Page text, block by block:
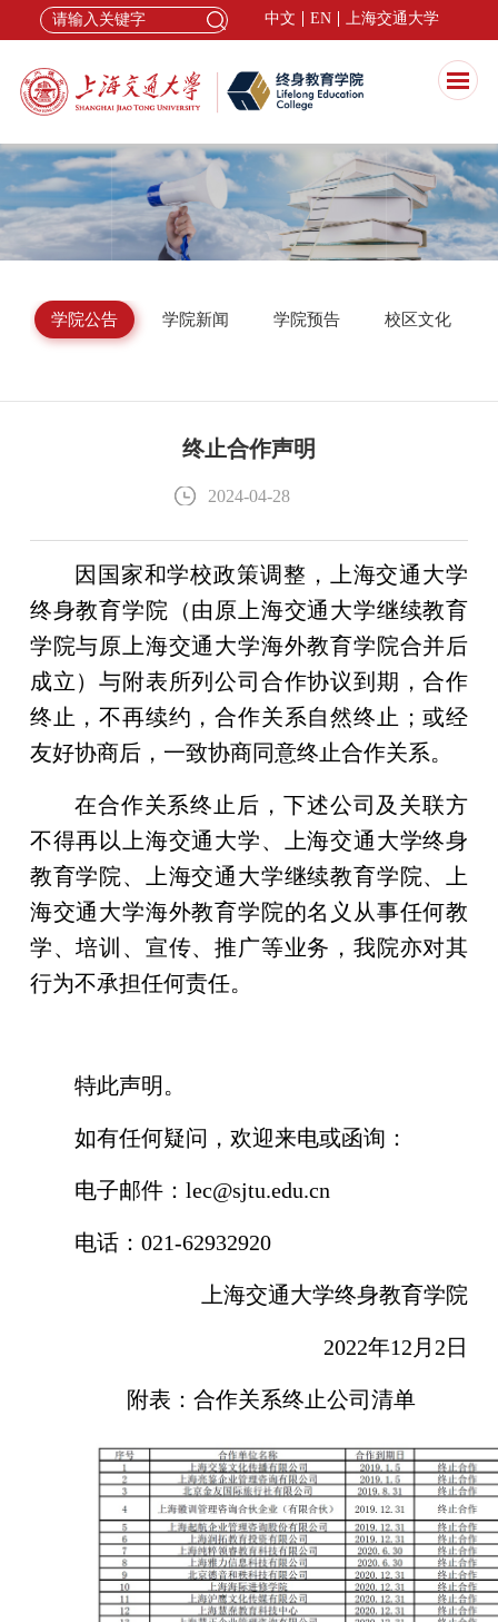
中文 EN 上海交通大学
学院公告 学院新闻 学院预告 校区文化
终止合作声明
2024-04-28
因国家和学校政策调整，上海交通大学
终身教育学院（由原上海交通大学继续教育
学院与原上海交通大学海外教育学院合并后
成立）与附表所列公司合作协议到期，合作
终止，不再续约，合作关系自然终止；或经
友好协商后，一致协商同意终止合作关系。
在合作关系终止后，下述公司及关联方
不得再以上海交通大学、上海交通大学终身
教育学院、上海交通大学继续教育学院、上
海交通大学海外教育学院的名义从事任何教
学、培训、宣传、推广等业务，我院亦对其
行为不承担任何责任。
特此声明。
如有任何疑问，欢迎来电或函询：
电子邮件： lec@sjtu.edu.cn
电话： 021-62932920
上海交通大学终身教育学院
2022年12 月 2 日
附表：合作关系终止公司清单